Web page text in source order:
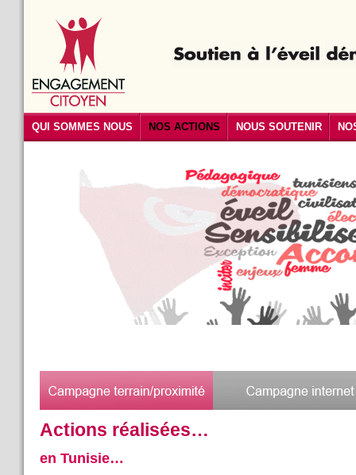
QUI SOMMES NOUS NOS ACTIONS NOUS SOUTENIR
Actions réalisées…
en Tunisie…